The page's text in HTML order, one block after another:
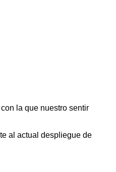
la que nuestro sentir
al actual despliegue de